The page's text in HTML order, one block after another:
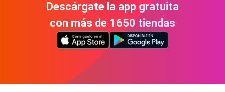
Descárgate la app gratuita
con más de 1650 tiendas